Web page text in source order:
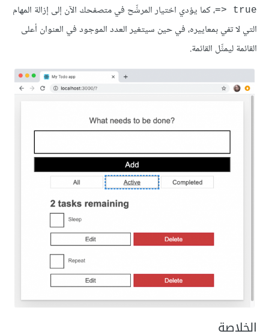
=> true، كما يؤدي اختيار المرشِّح في متصفحك الآن إلى إزالة المهام
التي لا تفي بمعاييره، في حين سيتغير العدد الموجود في العنوان أعلى
القائمة ليمثِّل القائمة.
الخلاصة